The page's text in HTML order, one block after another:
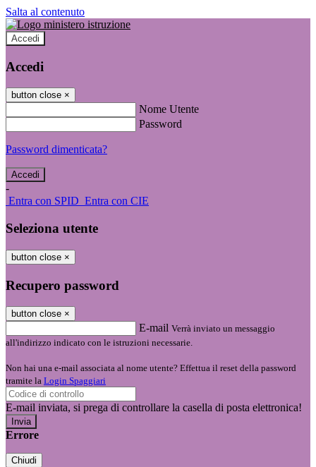
Salta al contenuto
Accedi
Accedi
button close ×
Nome Utente
Password
Password dimenticata?
-
Entra con SPID Entra con CIE
Seleziona utente
button close ×
Recupero password
button close ×
E-mail Verrà inviato un messaggio
all'indirizzo indicato con le istruzioni necessarie.
Non hai una e-mail associata al nome utente? Effettua il reset della password
tramite la Login Spaggiari
E-mail inviata, si prega di controllare la casella di posta elettronica!
Errore
Chiudi